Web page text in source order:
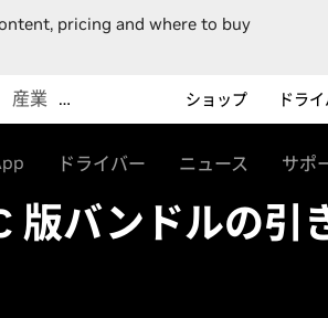
pricing and where to buy
産業 … ショップ ドラ
ドライバー ニュース サポ
版バンドルの引